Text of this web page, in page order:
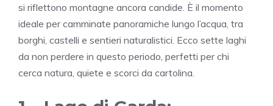
si riflettono montagne ancora candide. È il momento
ideale per camminate panoramiche lungo l’acqua, tra
borghi, castelli e sentieri naturalistici. Ecco sette laghi
da non perdere in questo periodo, perfetti per chi
cerca natura, quiete e scorci da cartolina.